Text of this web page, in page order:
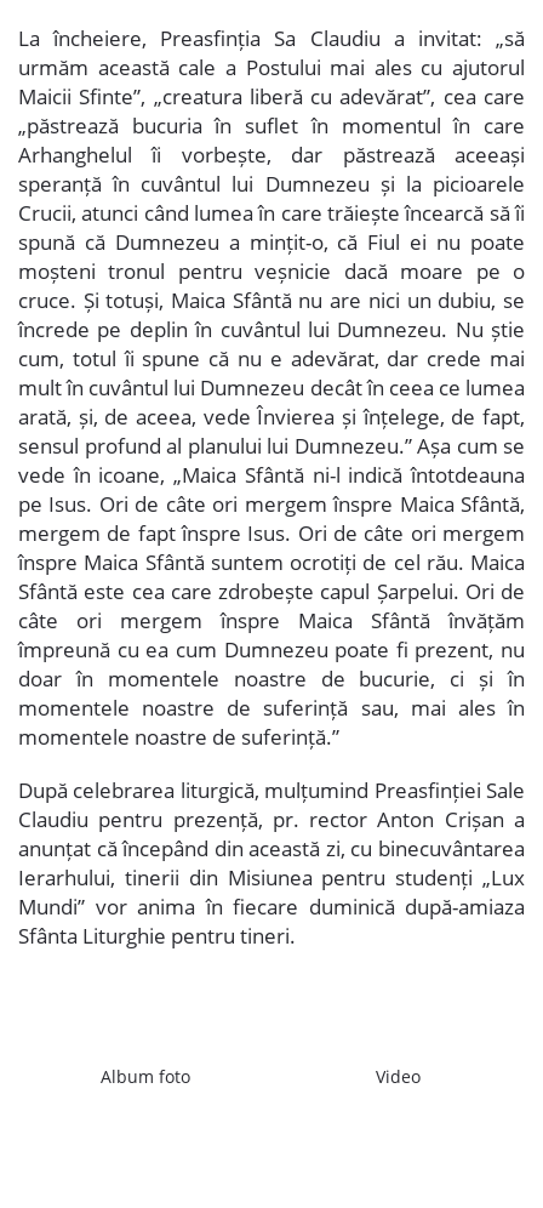
La încheiere, Preasfinția Sa Claudiu a invitat: „să
urmăm această cale a Postului mai ales cu ajutorul
Maicii Sfinte”, „creatura liberă cu adevărat”, cea care
„păstrează bucuria în suflet în momentul în care
Arhanghelul îi vorbește, dar păstrează aceeași
speranță în cuvântul lui Dumnezeu și la picioarele
Crucii, atunci când lumea în care trăiește încearcă să îi
spună că Dumnezeu a mințit-o, că Fiul ei nu poate
moșteni tronul pentru veșnicie dacă moare pe o
cruce. Și totuși, Maica Sfântă nu are nici un dubiu, se
încrede pe deplin în cuvântul lui Dumnezeu. Nu știe
cum, totul îi spune că nu e adevărat, dar crede mai
mult în cuvântul lui Dumnezeu decât în ceea ce lumea
arată, și, de aceea, vede Învierea și înțelege, de fapt,
sensul profund al planului lui Dumnezeu.” Așa cum se
vede în icoane, „Maica Sfântă ni-l indică întotdeauna
pe Isus. Ori de câte ori mergem înspre Maica Sfântă,
mergem de fapt înspre Isus. Ori de câte ori mergem
înspre Maica Sfântă suntem ocrotiți de cel rău. Maica
Sfântă este cea care zdrobește capul Șarpelui. Ori de
câte ori mergem înspre Maica Sfântă învățăm
împreună cu ea cum Dumnezeu poate fi prezent, nu
doar în momentele noastre de bucurie, ci și în
momentele noastre de suferință sau, mai ales în
momentele noastre de suferință.”
După celebrarea liturgică, mulțumind Preasfinției Sale
Claudiu pentru prezență, pr. rector Anton Crișan a
anunțat că începând din această zi, cu binecuvântarea
Ierarhului, tinerii din Misiunea pentru studenți „Lux
Mundi” vor anima în fiecare duminică după-amiaza
Sfânta Liturghie pentru tineri.
Album foto Video